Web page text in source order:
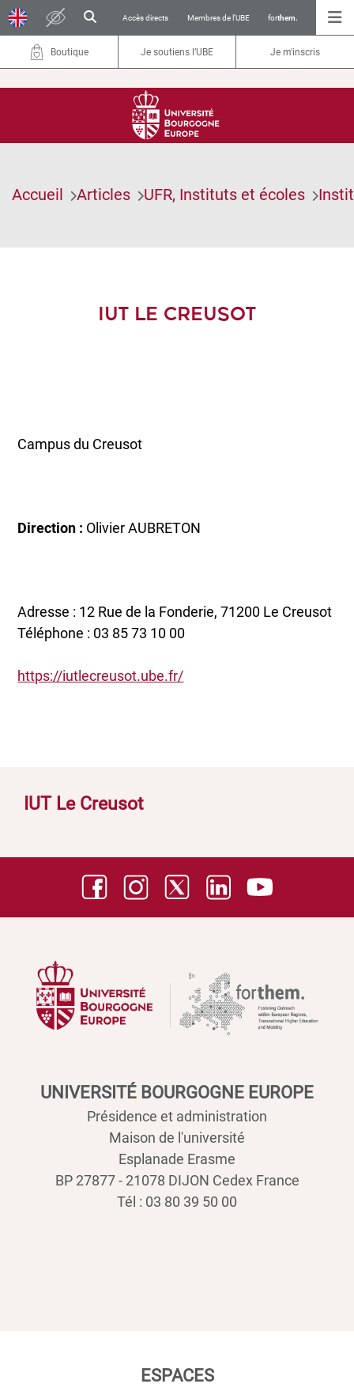
Accès directs Membres de l’UBE forthem.
Boutique Je soutiens l’UBE Je m'inscris
Accueil Articles UFR, Instituts et écoles
IUT Le Creusot
IUT LE CREUSOT
Campus du Creusot
Direction : Olivier AUBRETON
Adresse : 12 Rue de la Fonderie, 71200 Le Creusot
Téléphone : 03 85 73 10 00
https://iutlecreusot.ube.fr/
UNIVERSITÉ BOURGOGNE EUROPE
Présidence et administration
Maison de l'université
Esplanade Erasme
BP 27877 - 21078 DIJON Cedex France
Tél : 03 80 39 50 00
ESPACES